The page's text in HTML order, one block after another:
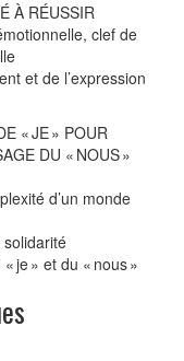
À RÉUSSIR
clef de
et de l’expression
« JE » POUR
DU « NOUS »
d’un monde
je » et du « nous »